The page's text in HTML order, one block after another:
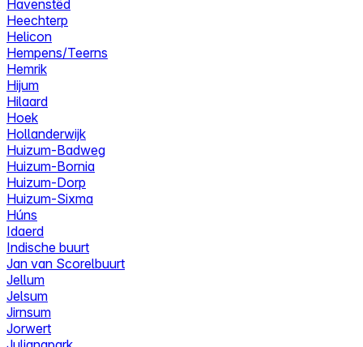
Havenstêd
Heechterp
Helicon
Hempens/Teerns
Hemrik
Hijum
Hilaard
Hoek
Hollanderwijk
Huizum-Badweg
Huizum-Bornia
Huizum-Dorp
Huizum-Sixma
Húns
Idaerd
Indische buurt
Jan van Scorelbuurt
Jellum
Jelsum
Jirnsum
Jorwert